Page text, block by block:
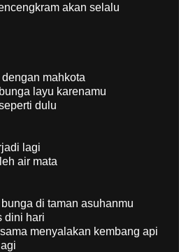
akan selalu
mahkota
layu karenamu
dulu
lagi
air mata
di taman asuhanmu
dini hari
menyalakan kembang api